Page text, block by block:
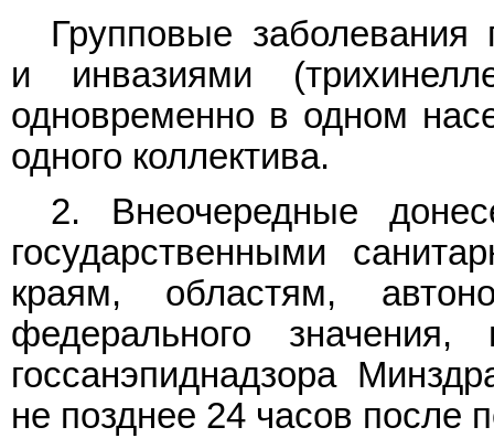
Групповые
и инвазиями
одновременно в одном
одного коллектива.
2. Внеочередные
государственными
краям, областям,
федерального
госсанэпиднадзора
не позднее 24 часов после